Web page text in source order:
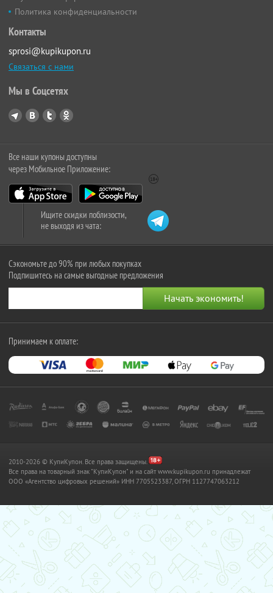
Политика конфиденциальности
Контакты
sprosi@kupikupon.ru
Связаться с нами
Мы в Соцсетях
Все наши купоны доступны
через Мобильное Приложение:
Ищите скидки поблизости,
не выходя из чата:
Сэкономьте до 90% при любых покупках
Подпишитесь на самые выгодные предложения
Принимаем к оплате:
2010-2026 © КупиКупон. Все права защищены.
Все права на товарный знак "КупиКупон" и на сайт www.kupikupon.ru принадлежат
OOO «Агентство цифровых решений» ИНН 7705523387, ОГРН 1127747063212